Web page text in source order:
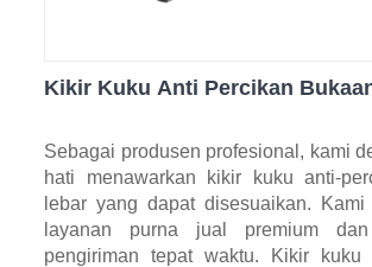
Kikir Kuku Anti Percikan
Sebagai produsen profesional, kami
hati menawarkan kikir kuku anti-
lebar yang dapat disesuaikan. Kami
layanan purna jual premium dan
pengiriman tepat waktu. Kikir kuku